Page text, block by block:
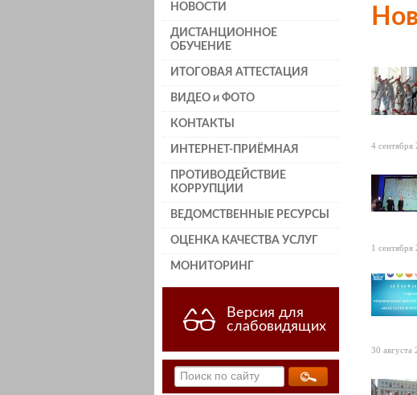
НОВОСТИ
ДИСТАНЦИОННОЕ
ОБУЧЕНИЕ
ИТОГОВАЯ АТТЕСТАЦИЯ
ВИДЕО и ФОТО
КОНТАКТЫ
ИНТЕРНЕТ-ПРИЁМНАЯ
ПРОТИВОДЕЙСТВИЕ
КОРРУПЦИИ
ВЕДОМСТВЕННЫЕ РЕСУРСЫ
ОЦЕНКА КАЧЕСТВА УСЛУГ
МОНИТОРИНГ
Версия для
слабовидящих
4 сентября
1 сентября
30 августа